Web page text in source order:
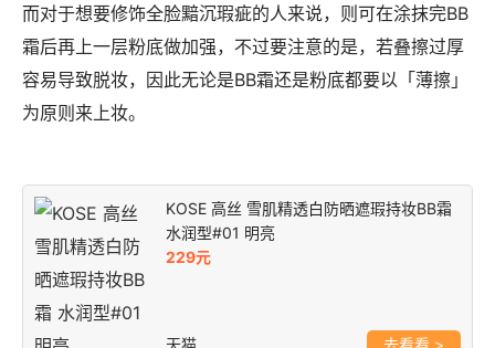
而对于想要修饰全脸黯沉瑕疵的人来说，则可在涂抹完BB
霜后再上一层粉底做加强，不过要注意的是，若叠擦过厚
容易导致脱妆，因此无论是BB霜还是粉底都要以「薄擦」
为原则来上妆。
KOSE 高丝 雪肌精透白防晒遮瑕持妆BB霜
水润型#01 明亮
229元
天猫 >